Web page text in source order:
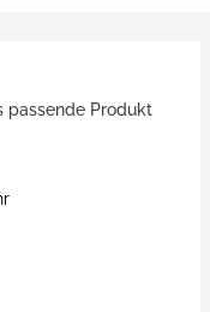
passende Produkt